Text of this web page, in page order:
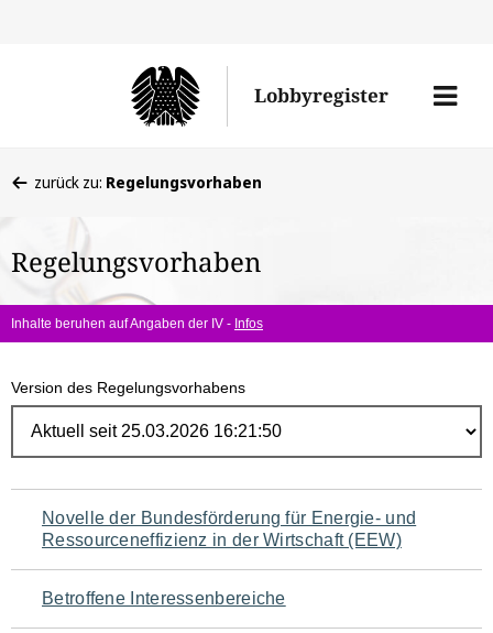
Lobbyregister
Menü
befinden
hier:
zurück zu: Regelungsvorhaben
Regelungsvorhaben
Inhalte beruhen auf Angaben der IV - Infos
Version des Regelungsvorhabens
Navigation
für
den
Novelle der Bundesförderung für Energie- und
Ressourceneffizienz in der Wirtschaft (EEW)
Betroffene Interessenbereiche